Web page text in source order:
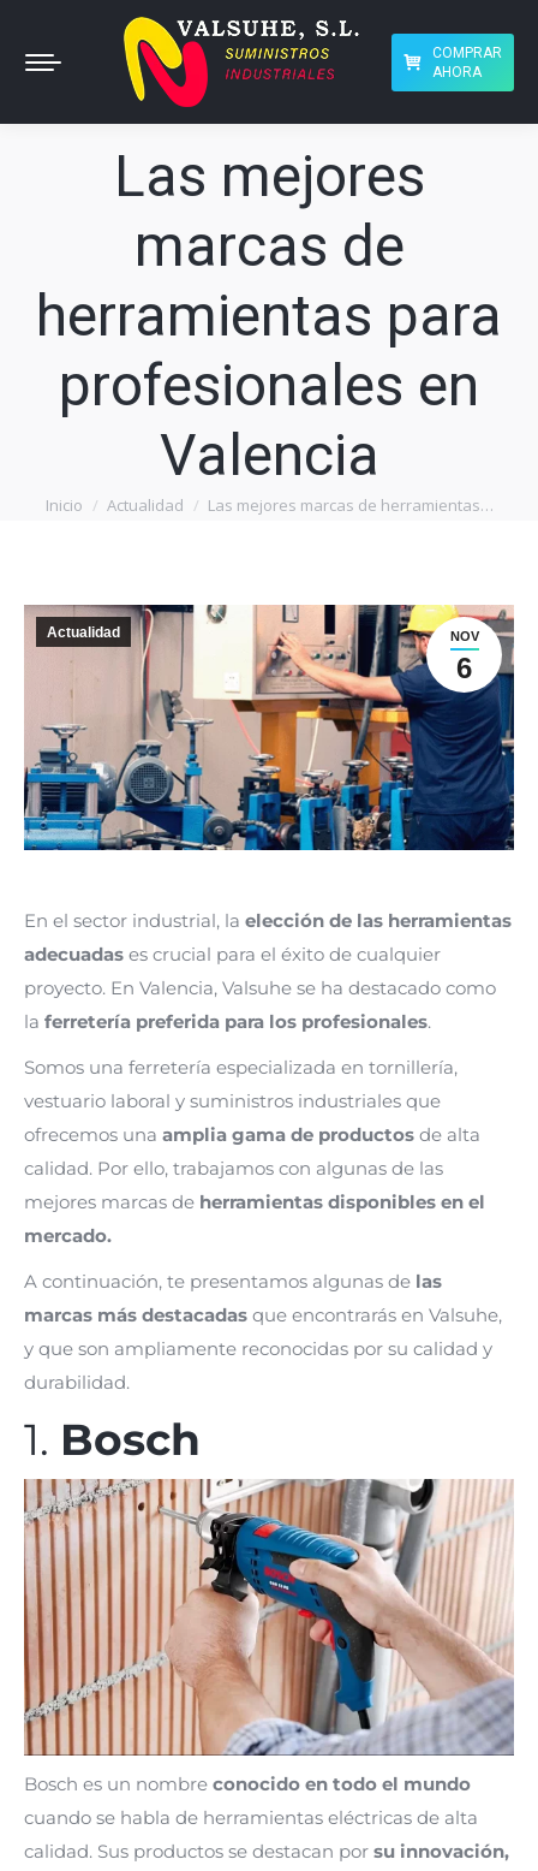
COMPRAR
AHORA
Las mejores
marcas de
herramientas para
profesionales en
Valencia
Estás aquí:
Inicio Actualidad Las mejores marcas de herramientas…
NOV
6
Actualidad
En el sector industrial, la elección de las herramientas
adecuadas es crucial para el éxito de cualquier
proyecto. En Valencia, Valsuhe se ha destacado como
la ferretería preferida para los profesionales.
Somos una ferretería especializada en tornillería,
vestuario laboral y suministros industriales que
ofrecemos una amplia gama de productos de alta
calidad. Por ello, trabajamos con algunas de las
mejores marcas de herramientas disponibles en el
mercado.
A continuación, te presentamos algunas de las
marcas más destacadas que encontrarás en Valsuhe,
y que son ampliamente reconocidas por su calidad y
durabilidad.
1. Bosch
Bosch es un nombre conocido en todo el mundo
cuando se habla de herramientas eléctricas de alta
calidad. Sus productos se destacan por su innovación,